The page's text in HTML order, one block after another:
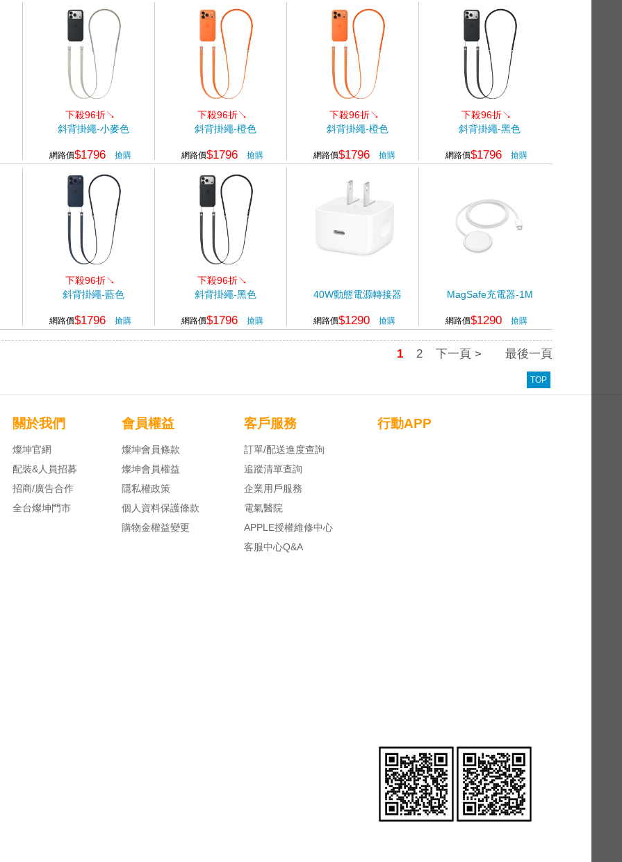
下殺96折↘
斜背掛繩-小麥色
網路價$1796 搶購
下殺96折↘
斜背掛繩-橙色
網路價$1796 搶購
下殺96折↘
斜背掛繩-橙色
網路價$1796 搶購
下殺96折↘
斜背掛繩-黑色
網路價$1796 搶購
下殺96折↘
斜背掛繩-藍色
網路價$1796 搶購
下殺96折↘
斜背掛繩-黑色
網路價$1796 搶購
40W動態電源轉接器
網路價$1290 搶購
MagSafe充電器-1M
網路價$1290 搶購
1 2 下一頁 > 最後一頁
TOP